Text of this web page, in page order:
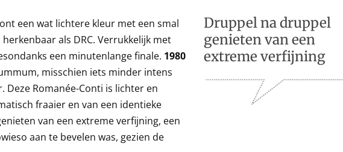
een wat lichtere kleur met een smal
als DRC. Verrukkelijk met
een minutenlange finale. 1980
misschien iets minder intens
Deze Romanée-Conti is lichter en
fraaier en van een identieke
van een extreme verfijning, een
aan te bevelen was, gezien de
Druppel na druppel
genieten van een
extreme verfijning